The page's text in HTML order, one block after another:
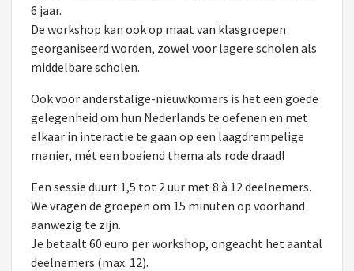
6 jaar.
De workshop kan ook op maat van klasgroepen
georganiseerd worden, zowel voor lagere scholen als
middelbare scholen.
Ook voor anderstalige-nieuwkomers is het een goede
gelegenheid om hun Nederlands te oefenen en met
elkaar in interactie te gaan op een laagdrempelige
manier, mét een boeiend thema als rode draad!
Een sessie duurt 1,5 tot 2 uur met 8 à 12 deelnemers.
We vragen de groepen om 15 minuten op voorhand
aanwezig te zijn.
Je betaalt 60 euro per workshop, ongeacht het aantal
deelnemers (max. 12).